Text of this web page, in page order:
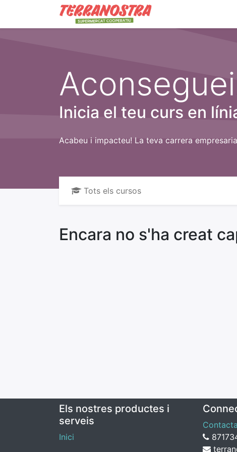
Inicia el teu curs en
Acabeu i impacteu! La teva carrera
Tots els cursos
Encara no s'ha creat
Els nostres productes i
serveis
Inici